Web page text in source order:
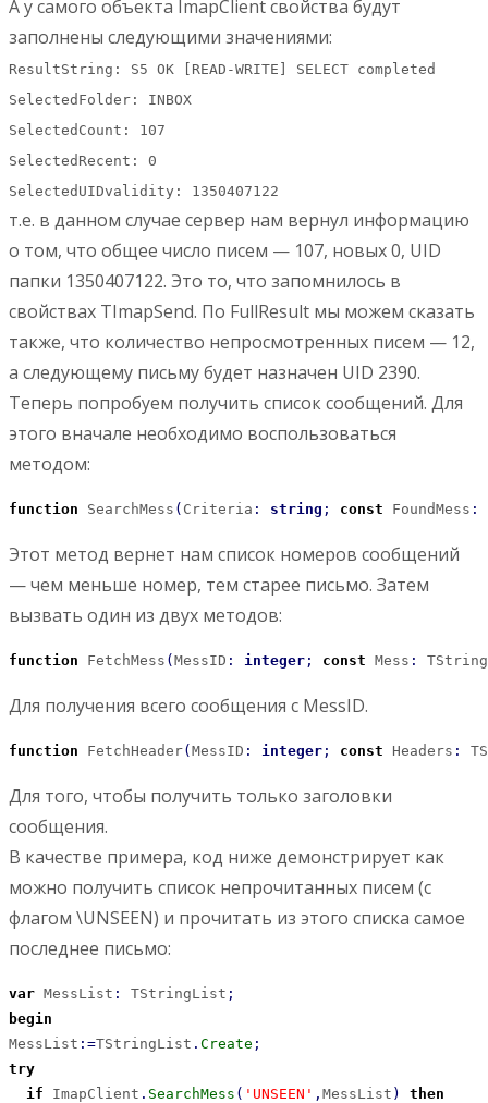
А у самого объекта ImapClient свойства будут
заполнены следующими значениями:
ResultString: S5 OK [READ-WRITE] SELECT completed
SelectedFolder: INBOX
SelectedCount: 107
SelectedRecent: 0
SelectedUIDvalidity: 1350407122
т.е. в данном случае сервер нам вернул информацию
о том, что общее число писем — 107, новых 0, UID
папки 1350407122. Это то, что запомнилось в
свойствах TImapSend. По FullResult мы можем сказать
также, что количество непросмотренных писем — 12,
а следующему письму будет назначен UID 2390.
Теперь попробуем получить список сообщений. Для
этого вначале необходимо воспользоваться
методом:
function SearchMess ( Criteria : string ; const FoundMess :
Этот метод вернет нам список номеров сообщений
— чем меньше номер, тем старее письмо. Затем
вызвать один из двух методов:
function FetchMess ( MessID : integer ; const Mess :
Для получения всего сообщения с MessID.
function FetchHeader( MessID : integer ; const Headers :
Для того, чтобы получить только заголовки
сообщения.
В качестве примера, код ниже демонстрирует как
можно получить список непрочитанных писем (с
флагом \UNSEEN) и прочитать из этого списка самое
последнее письмо:
var MessList : TStringList ;
begin
MessList : =TStringList . Create ;
try
if ImapClient . SearchMess ( 'UNSEEN' , MessList )
then